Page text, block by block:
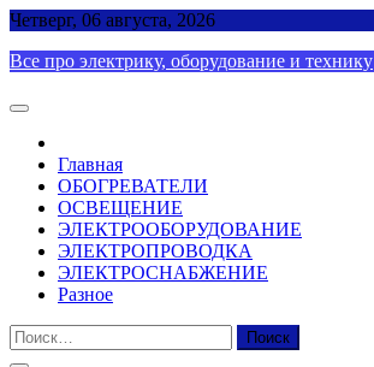
Skip
content
Четверг, 06 августа, 2026
Все про электрику, оборудование и технику
Главная
ОБОГРЕВАТЕЛИ
ОСВЕЩЕНИЕ
ЭЛЕКТРООБОРУДОВАНИЕ
ЭЛЕКТРОПРОВОДКА
ЭЛЕКТРОСНАБЖЕНИЕ
Разное
Найти: